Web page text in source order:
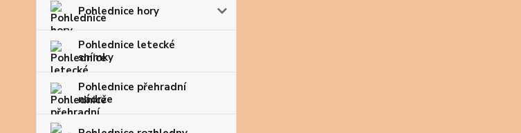
Pohlednice hory
Pohlednice letecké
snímky
Pohlednice přehradní
nádrže